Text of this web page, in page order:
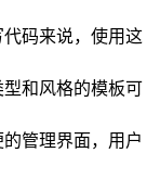
码来说，使用这
和风格的模板可
管理界面，用户